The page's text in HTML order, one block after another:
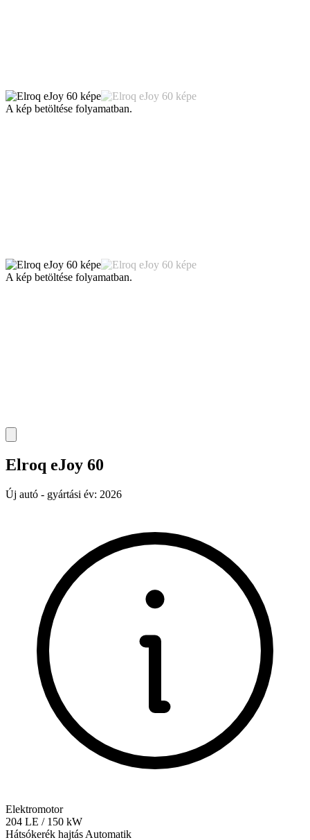
A kép betöltése folyamatban.
A kép betöltése folyamatban.
Elroq eJoy 60
Új autó - gyártási év: 2026
Elektromotor
204 LE / 150 kW
Hátsókerék hajtás Automatik